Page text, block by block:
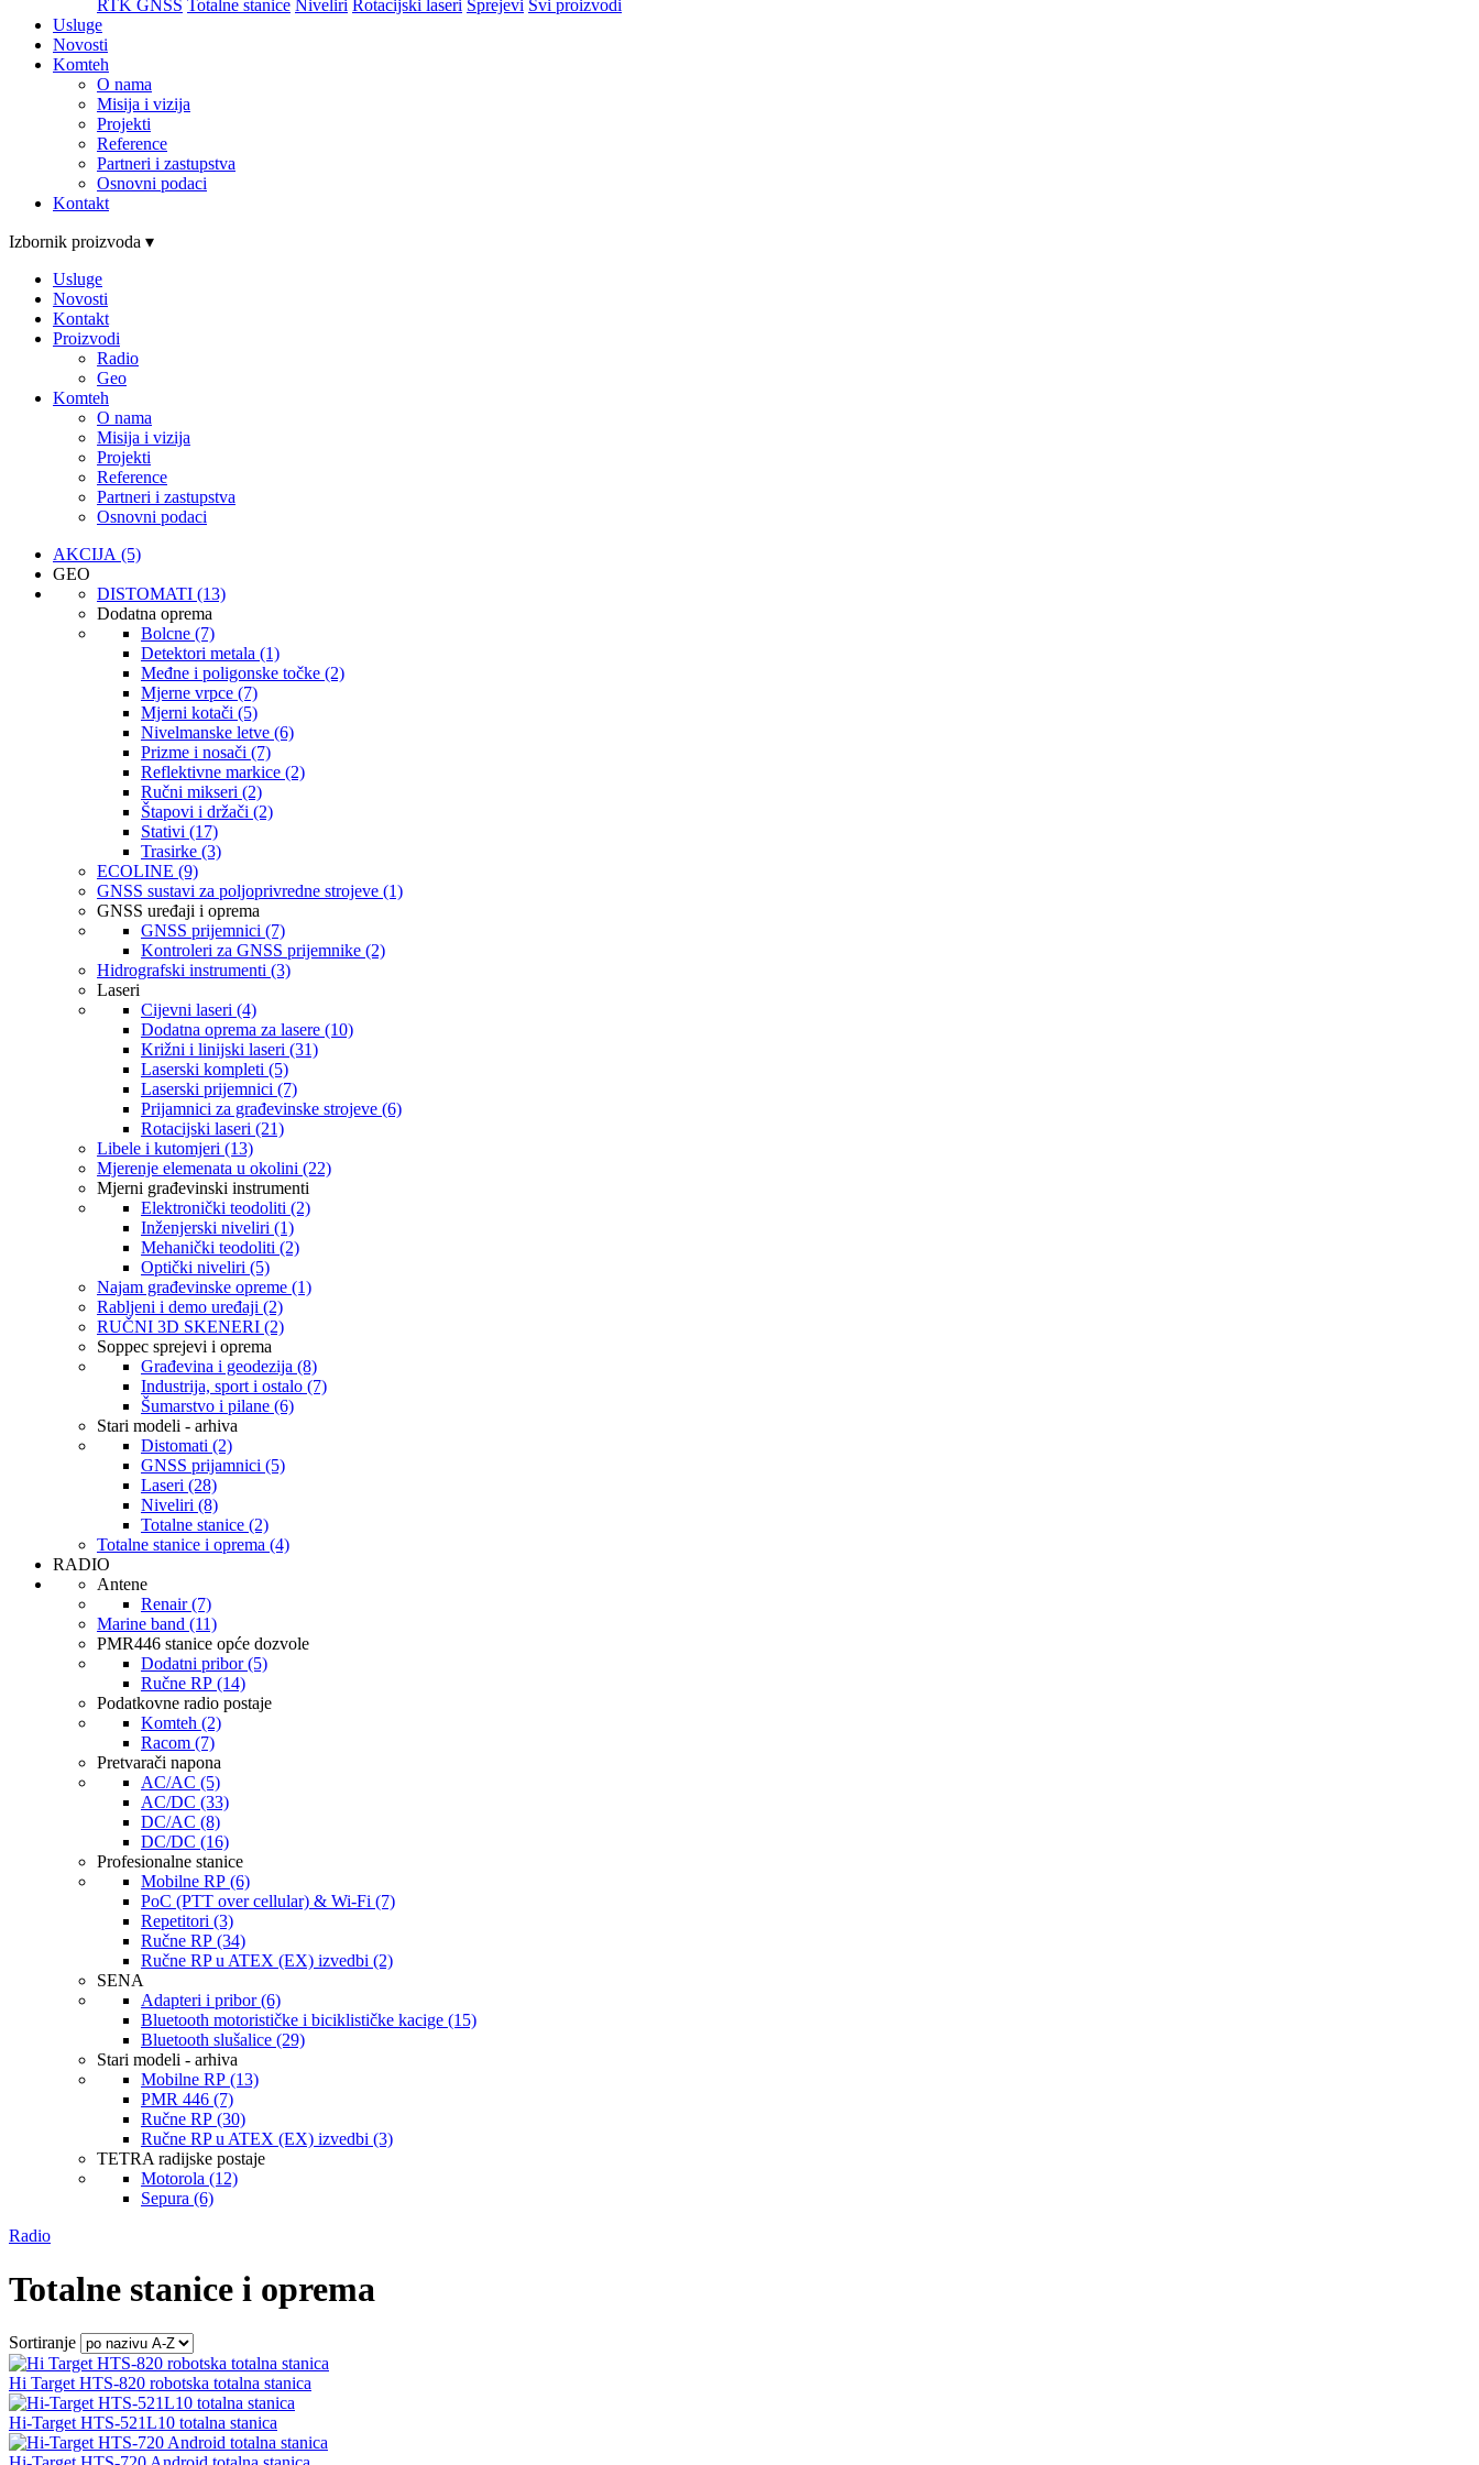
RTK GNSS Totalne stanice Niveliri Rotacijski laseri Sprejevi Svi proizvodi
Usluge
Novosti
Komteh
O nama
Misija i vizija
Projekti
Reference
Partneri i zastupstva
Osnovni podaci
Kontakt
Izbornik proizvoda ▾
Usluge
Novosti
Kontakt
Proizvodi
Radio
Geo
Komteh
O nama
Misija i vizija
Projekti
Reference
Partneri i zastupstva
Osnovni podaci
AKCIJA (5)
GEO
DISTOMATI (13)
Dodatna oprema
Bolcne (7)
Detektori metala (1)
Međne i poligonske točke (2)
Mjerne vrpce (7)
Mjerni kotači (5)
Nivelmanske letve (6)
Prizme i nosači (7)
Reflektivne markice (2)
Ručni mikseri (2)
Štapovi i držači (2)
Stativi (17)
Trasirke (3)
ECOLINE (9)
GNSS sustavi za poljoprivredne strojeve (1)
GNSS uređaji i oprema
GNSS prijemnici (7)
Kontroleri za GNSS prijemnike (2)
Hidrografski instrumenti (3)
Laseri
Cijevni laseri (4)
Dodatna oprema za lasere (10)
Križni i linijski laseri (31)
Laserski kompleti (5)
Laserski prijemnici (7)
Prijamnici za građevinske strojeve (6)
Rotacijski laseri (21)
Libele i kutomjeri (13)
Mjerenje elemenata u okolini (22)
Mjerni građevinski instrumenti
Elektronički teodoliti (2)
Inženjerski niveliri (1)
Mehanički teodoliti (2)
Optički niveliri (5)
Najam građevinske opreme (1)
Rabljeni i demo uređaji (2)
RUČNI 3D SKENERI (2)
Soppec sprejevi i oprema
Građevina i geodezija (8)
Industrija, sport i ostalo (7)
Šumarstvo i pilane (6)
Stari modeli - arhiva
Distomati (2)
GNSS prijamnici (5)
Laseri (28)
Niveliri (8)
Totalne stanice (2)
Totalne stanice i oprema (4)
RADIO
Antene
Renair (7)
Marine band (11)
PMR446 stanice opće dozvole
Dodatni pribor (5)
Ručne RP (14)
Podatkovne radio postaje
Komteh (2)
Racom (7)
Pretvarači napona
AC/AC (5)
AC/DC (33)
DC/AC (8)
DC/DC (16)
Profesionalne stanice
Mobilne RP (6)
PoC (PTT over cellular) & Wi-Fi (7)
Repetitori (3)
Ručne RP (34)
Ručne RP u ATEX (EX) izvedbi (2)
SENA
Adapteri i pribor (6)
Bluetooth motorističke i biciklističke kacige (15)
Bluetooth slušalice (29)
Stari modeli - arhiva
Mobilne RP (13)
PMR 446 (7)
Ručne RP (30)
Ručne RP u ATEX (EX) izvedbi (3)
TETRA radijske postaje
Motorola (12)
Sepura (6)
Radio
Totalne stanice i oprema
Sortiranje
Hi Target HTS-820 robotska totalna stanica
Hi-Target HTS-521L10 totalna stanica